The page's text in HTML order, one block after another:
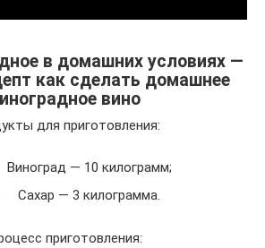
в домашних условиях —
как сделать домашнее
вино
для приготовления:
Виноград — 10 килограмм;
Сахар — 3 килограмма.
приготовления: